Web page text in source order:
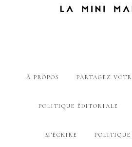
À PROPOS PARTAGEZ
POLITIQUE ÉDITORIALE
M’ÉCRIRE POLITIQUE